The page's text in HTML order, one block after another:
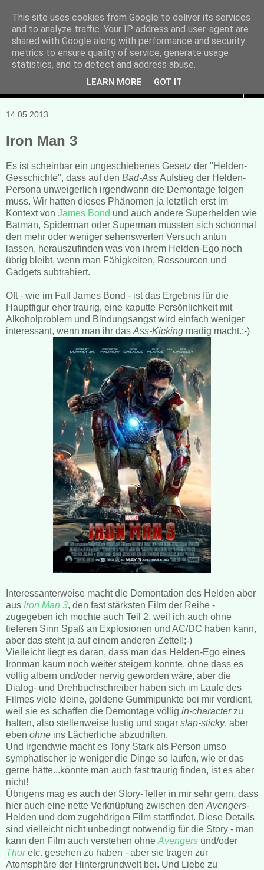
Manuela Sonntag
Bücher, Blogs & mehr
14.05.2013
Iron Man 3
Es ist scheinbar ein ungeschiebenes Gesetz der "Helden-
Gesschichte", dass auf den Bad-AssAufstieg der Helden-
Persona unweigerlich irgendwann die Demontage folgen
muss. Wir hatten dieses Phänomen ja letztlich erst im
Kontext von James Bond und auch andere Superhelden wie
Batman, Spiderman oder Superman mussten sich schonmal
den mehr oder weniger sehenswerten Versuch antun
lassen, herauszufinden was von ihrem Helden-Ego noch
übrig bleibt, wenn man Fähigkeiten, Ressourcen und
Gadgets subtrahiert.
Oft - wie im Fall James Bond - ist das Ergebnis für die
Hauptfigur eher traurig, eine kaputte Persönlichkeit mit
Alkoholproblem und Bindungsangst wird einfach weniger
interessant, wenn man ihr das Ass-Kicking madig macht.;-)
Interessanterweise macht die Demontation des Helden aber
aus Iron Man 3, den fast stärksten Film der Reihe -
zugegeben ich mochte auch Teil 2, weil ich auch ohne
tieferen Sinn Spaß an Explosionen und AC/DC haben kann,
aber das steht ja auf einem anderen Zettel!;-)
Vielleicht liegt es daran, dass man das Helden-Ego eines
Ironman kaum noch weiter steigern konnte, ohne dass es
völlig albern und/oder nervig geworden wäre, aber die
Dialog- und Drehbuchschreiber haben sich im Laufe des
Filmes viele kleine, goldene Gummipunkte bei mir verdient,
weil sie es schaffen die Demontage völlig in-characterzu
halten, also stellenweise lustig und sogar slap-sticky, aber
eben ohne ins Lächerliche abzudriften.
Und irgendwie macht es Tony Stark als Person umso
symphatischer je weniger die Dinge so laufen, wie er das
gerne hätte...könnte man auch fast traurig finden, ist es aber
nicht!
Übrigens mag es auch der Story-Teller in mir sehr gern, dass
hier auch eine nette Verknüpfung zwischen den Avengers-
Helden und dem zugehörigen Film stattfindet. Diese Details
sind vielleicht nicht unbedingt notwendig für die Story - man
kann den Film auch verstehen ohne Avengers und/oder
Thoretc. gesehen zu haben - aber sie tragen zur
Atomsphäre der Hintergrundwelt bei. Und Liebe zu
This site uses cookies from Google to deliver its services
and to analyze traffic. Your IP address and user-agent are
shared with Google along with performance and security
metrics to ensure quality of service, generate usage
statistics, and to detect and address abuse.
LEARN MORE GOT IT